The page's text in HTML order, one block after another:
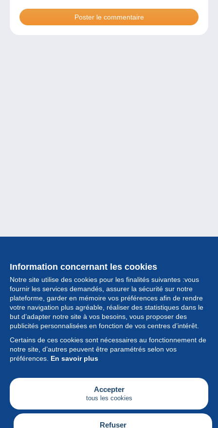
Information concernant les cookies
Notre site utilise des cookies pour les finalités suivantes :vous
fournir les services demandés, assurer la sécurité sur notre
plateforme, garder en mémoire vos préférences afin de rendre
votre navigation plus agréable, réaliser des statistiques dans le
but d’adapter notre site à vos besoins, vous proposer des
publicités personnalisées en fonction de vos centres d’intérêt.
Certains de ces cookies sont nécessaires au fonctionnement de
notre site, d’autres peuvent être paramétrés selon vos
préférences. En savoir plus
Accepter
tous les cookies
Refuser
Collection
Actualités
Fonctionnalités
Société
Services
Articles